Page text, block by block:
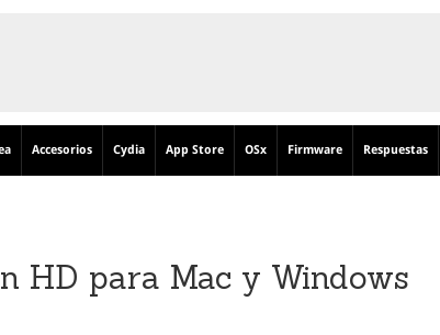
Accesorios Cydia App Store OSx Firmware Respuestas
HD para Mac y Windows